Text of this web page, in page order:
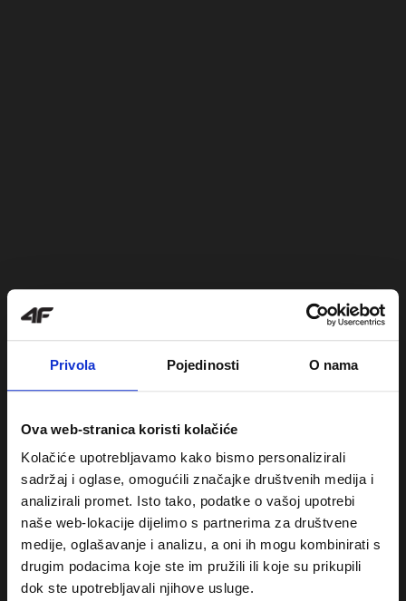
Privola Pojedinosti O nama
Ova web-stranica koristi kolačiće
Kolačiće upotrebljavamo kako bismo personalizirali
sadržaj i oglase, omogućili značajke društvenih medija i
analizirali promet. Isto tako, podatke o vašoj upotrebi
naše web-lokacije dijelimo s partnerima za društvene
medije, oglašavanje i analizu, a oni ih mogu kombinirati s
drugim podacima koje ste im pružili ili koje su prikupili
dok ste upotrebljavali njihove usluge.